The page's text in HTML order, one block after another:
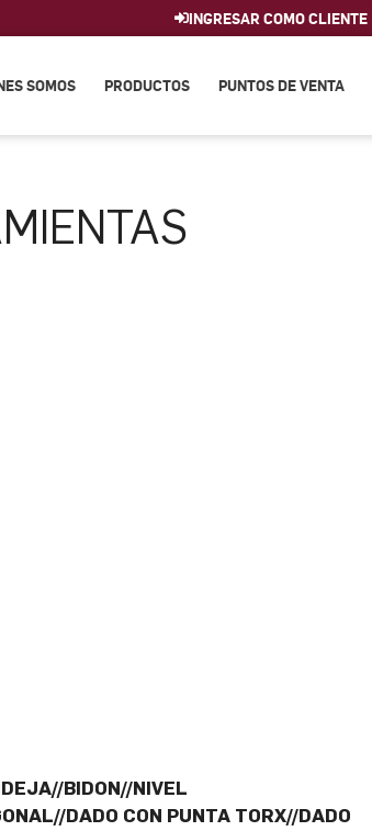
INGRESAR COMO CLIENTE
SOMOS PRODUCTOS PUNTOS DE VENTA
BIDON//NIVEL
DADO CON PUNTA TORX//DADO